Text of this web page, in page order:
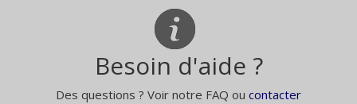
Besoin d'aide ?
Des questions ? Voir notre FAQ ou contacter